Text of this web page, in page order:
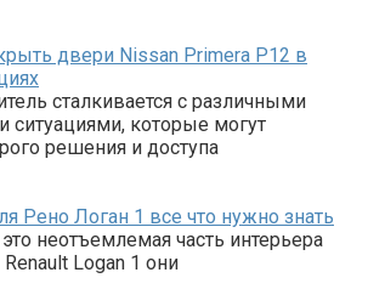
двери Nissan Primera P12 в
сталкивается с различными
которые могут
решения и доступа
Рено Логан 1 все что нужно знать
неотъемлемая часть интерьера
Logan 1 они